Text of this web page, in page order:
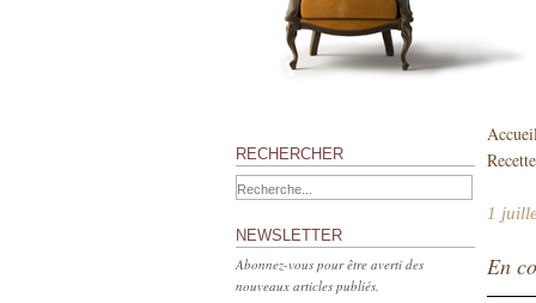
RECHERCHER
NEWSLETTER
Abonnez-vous pour être averti des
nouveaux articles publiés.
1
En